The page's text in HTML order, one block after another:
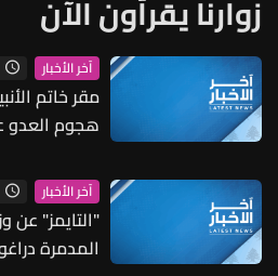
زوارنا يقرأون الآن
آخر الأخبار
مقر خاتم
هجوم العدو
مؤلم
آخر الأخبار
"التايمز" عن
المدمرة